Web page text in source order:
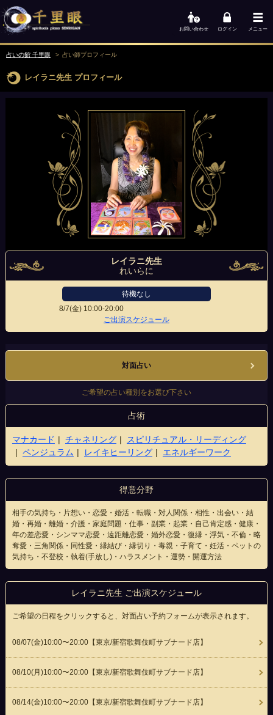
お問い合わせ ログイン メニュー
占いの館 千里眼 占い師プロフィール
レイラニ先生 プロフィール
レイラニ先生
れいらに
待機なし
8/7(金) 10:00-20:00
ご出演スケジュール
対面占い
ご希望の占い種別をお選び下さい
占術
マナカード チャネリング
スピリチュアル・リーディング
ペンジュラム
レイキヒーリング エネルギーワーク
得意分野
相手の気持ち・片想い・恋愛・婚活・転職・対人関係・相性・出会い・結
婚・再婚・離婚・介護・家庭問題・仕事・副業・起業・自己肯定感・健康・
年の差恋愛・シンママ恋愛・遠距離恋愛・婚外恋愛・復縁・浮気・不倫・略
奪愛・三角関係・同性愛・縁結び・縁切り・毒親・子育て・妊活・ペットの
気持ち・不登校・執着(手放し)・ハラスメント・運勢・開運方法
レイラニ先生 ご出演スケジュール
ご希望の日程をクリックすると、対面占い予約フォームが表示されます。
08/07(金)10:00〜20:00【東京/新宿歌舞伎町サブナード店】
08/10(月 )10:00〜20:00【東京/新宿歌舞伎町サブナード店】
08/14(金)10:00〜20:00【東京/新宿歌舞伎町サブナード店】